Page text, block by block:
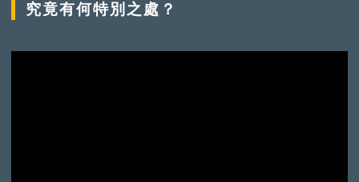
究竟有何特別之處？